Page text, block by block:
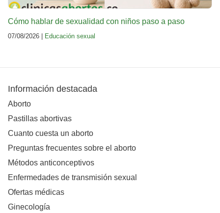
Cómo hablar de sexualidad con niños paso a paso
07/08/2026 | Educación sexual
Información destacada
Aborto
Pastillas abortivas
Cuanto cuesta un aborto
Preguntas frecuentes sobre el aborto
Métodos anticonceptivos
Enfermedades de transmisión sexual
Ofertas médicas
Ginecología